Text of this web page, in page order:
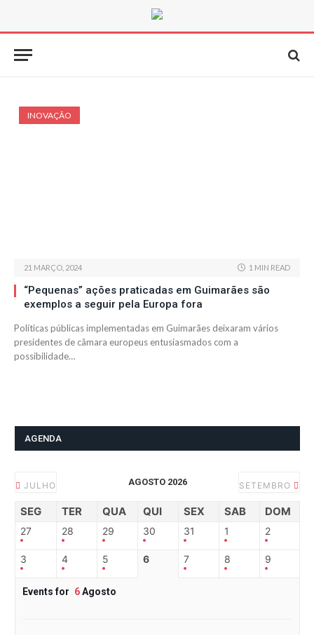
INOVAÇÃO
21 MARÇO, 2024 1 MIN READ
“Pequenas” ações praticadas em Guimarães são
exemplos a seguir pela Europa fora
Políticas públicas implementadas em Guimarães deixaram vários
presidentes de câmara europeus entusiasmados com a
possibilidade…
AGENDA
JULHO AGOSTO 2026 SETEMBRO
SEG TER QUA QUI SEX SAB DOM
27 28 29 30 31 1 2
3 4 5 6 7 8 9
Events for 6Agosto